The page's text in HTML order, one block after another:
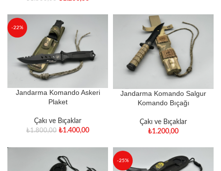
-22%
Jandarma Komando Askeri
Plaket
Çakı ve Bıçaklar
₺1.800,00 ₺1.400,00
Jandarma Komando Salgur
Komando Bıçağı
Çakı ve Bıçaklar
₺1.200,00
-25%